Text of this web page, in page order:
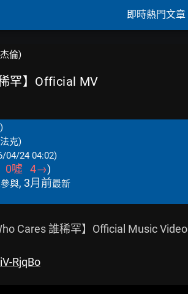
即時熱門文章
倫)
罕】Official MV
克)
04/24 04:02)
0噓 4→)
參與, 3月前最新
Cares 誰稀罕】Official Music Video
RjqBo